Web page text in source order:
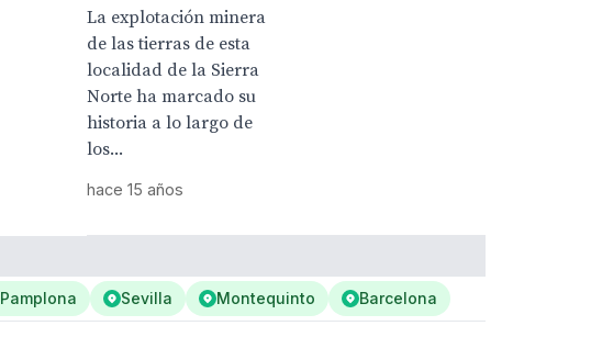
La explotación minera
de las tierras de esta
localidad de la Sierra
Norte ha marcado su
historia a lo largo de
los...
hace 15 años
Pamplona Sevilla Montequinto Barcelona